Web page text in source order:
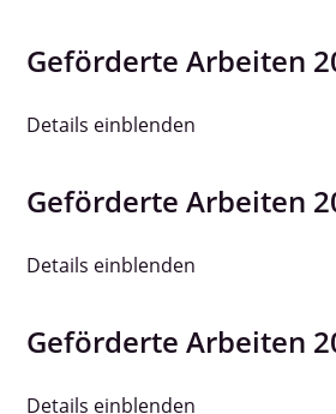
Geförderte Arbeiten
Details einblenden
Geförderte Arbeiten
Details einblenden
Geförderte Arbeiten
Details einblenden